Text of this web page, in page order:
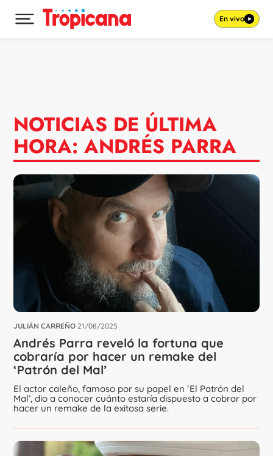
Desplegar menú principal En vivo
NOTICIAS DE ÚLTIMA
HORA: ANDRÉS PARRA
JULIÁN CARREÑO 21/08/2025
Andrés Parra reveló la fortuna que
cobraría por hacer un remake del
‘Patrón del Mal’
El actor caleño, famoso por su papel en ‘El Patrón del
Mal’, dio a conocer cuánto estaría dispuesto a cobrar por
hacer un remake de la exitosa serie.